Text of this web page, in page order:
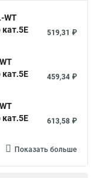
WT
519,31 ₽
459,34 ₽
613,58 ₽
Показать больше